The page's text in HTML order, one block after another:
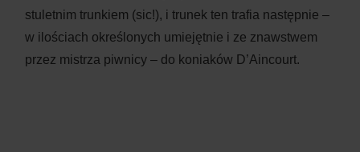
stuletnim trunkiem (sic!), i trunek ten trafia następnie –
w ilościach określonych umiejętnie i ze znawstwem
przez mistrza piwnicy – do koniaków D’Aincourt.